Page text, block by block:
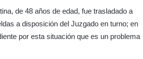
de 48 años de edad, fue trasladado a
a disposición del Juzgado en turno; en
por esta situación que es un problema